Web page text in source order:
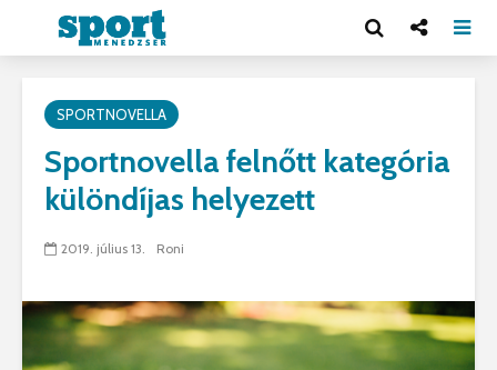
SPORTNOVELLA
Sportnovella felnőtt kategória
különdíjas helyezett
2019. július 13. Roni